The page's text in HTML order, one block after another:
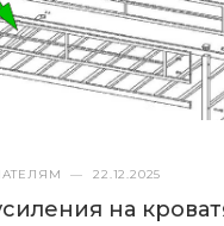
— 22.12.2025
на